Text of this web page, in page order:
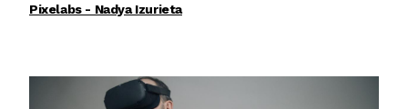
Pixelabs - Nadya Izurieta